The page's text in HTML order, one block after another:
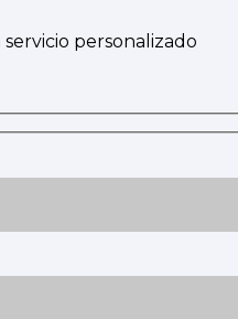
personalizado